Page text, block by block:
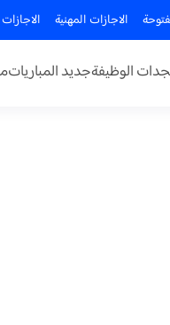
الاجازات المهنية الاجازات
الوظيفةجديد المباريات